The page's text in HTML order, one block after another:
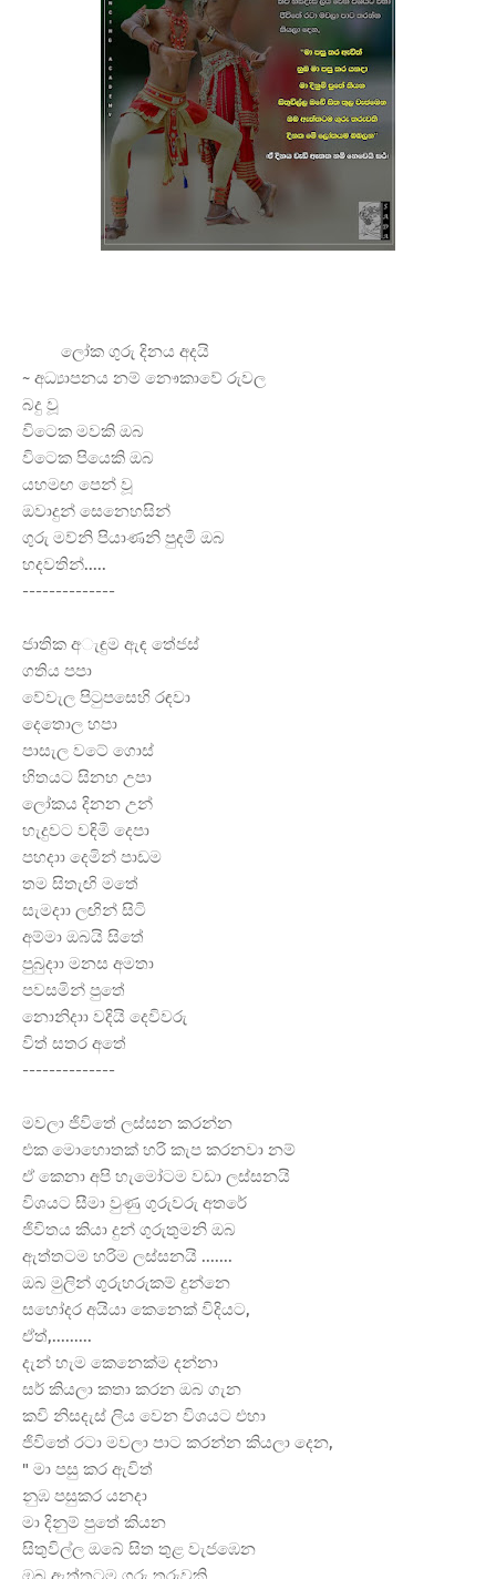
ලෝක ගුරු දිනය අදයි
~ අධ්යාපනය නම් නෞකාවේ රුවල
බදු වූ
විටෙක මවකි ඔබ
විටෙක පියෙකි ඔබ
යහමඟ පෙන් වූ
ඔවාදුන් සෙනෙහසින්
ගුරු මව්නි පියාණනි පුදමි ඔබ
හදවතින්.....
--------------
ජාතික අැඳුම ඇඳ තේජස්
ගතිය පපා
වේවැල පිටුපසෙහි රඳවා
දෙතොල හපා
පාසැල වටේ ගොස්
හිතයට සිනහ උපා
ලෝකය දිනන උන්
හැදුවට වඳිමි දෙපා
පහදාා දෙමින් පාඩම
තම සිතැඟි මතේ
සැමදාා ලඟින් සිටි
අම්මා ඔබයි සි⁣තේ
පුබුදාා මනස අමතා
පවසමින් පුතේ
නොනිදාා වදියි දෙවිවරු
විත් සතර අතේ
--------------
මවලා ජිවිතේ ලස්සන කරන්න
එක මොහොතක් හරි කැප කරනවා නම්
ඒ කෙනා අපි හැමෝටම වඩා ලස්සනයි
විශයට සීමා වුණු ගුරුවරු අතරේ
ජිවිතය කියා දුන් ගුරුතුමනි ඔබ
ඇත්තටම හරිම ලස්සනයි .......
ඔබ මුලින් ගුරුහරුකම් දුන්නෙ
සහෝදර අයියා කෙනෙක් විදියට,
ඒත්,.........
දැන් හැම කෙනෙක්ම දන්නා
සර් කියලා කතා කරන ඔබ ගැන
කවි නිසදැස් ලිය වෙන විශයට එහා
ජිවිතේ රටා මවලා පාට කරන්න කියලා දෙන,
" මා පසු කර ඇවිත්
නුඹ පසුකර යනදා
මා දිනුම් පුතේ කියන
සිතුවිල්ල ඔබේ සිත තුළ වැජඹෙන